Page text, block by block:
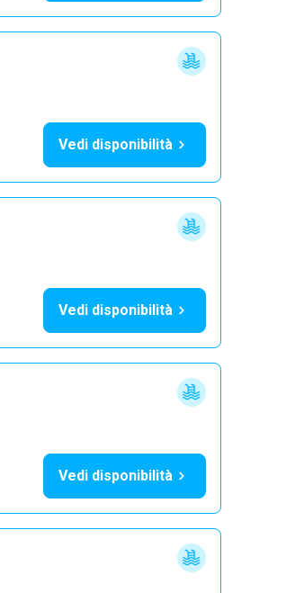
Vedi disponibilità
Vedi disponibilità
Vedi disponibilità